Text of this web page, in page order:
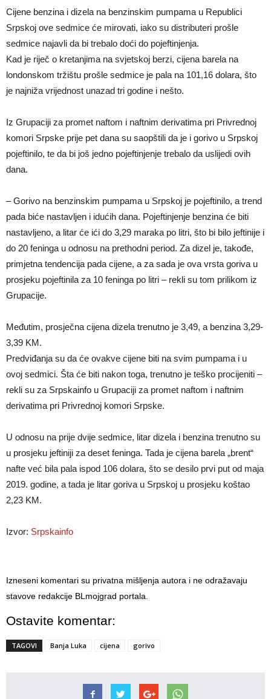
Cijene benzina i dizela na benzinskim pumpama u Republici
Srpskoj ove sedmice će mirovati, iako su distributeri prošle
sedmice najavli da bi trebalo doći do pojeftinjenja.
Kad je riječ o kretanjima na svjetskoj berzi, cijena barela na
londonskom tržištu prošle sedmice je pala na 101,16 dolara, što
je najniža vrijednost unazad tri godine i nešto.
Iz Grupaciji za promet naftom i naftnim derivatima pri Privrednoj
komori Srpske prije pet dana su saopštili da je i gorivo u Srpskoj
pojeftinilo, te da bi još jedno pojeftinjenje trebalo da uslijedi ovih
dana.
– Gorivo na benzinskim pumpama u Srpskoj je pojeftinilo, a trend
pada biće nastavljen i idućih dana. Pojeftinjenje benzina će biti
nastavljeno, a litar će ići do 3,29 maraka po litri, što bi bilo jeftinije i
do 20 feninga u odnosu na prethodni period. Za dizel je, takođe,
primjetna tendencija pada cijene, a za sada je ova vrsta goriva u
prosjeku pojeftinila za 10 feninga po litri – rekli su tom prilikom iz
Grupacije.
Međutim, prosječna cijena dizela trenutno je 3,49, a benzina 3,29-
3,39 KM.
Predviđanja su da će ovakve cijene biti na svim pumpama i u
ovoj sedmici. Šta će biti nakon toga, trenutno je teško procijeniti –
rekli su za Srpskainfo u Grupaciji za promet naftom i naftnim
derivatima pri Privrednoj komori Srpske.
U odnosu na prije dvije sedmice, litar dizela i benzina trenutno su
u prosjeku jeftiniji za deset feninga. Tada je cijena barela „brent“
nafte već bila pala ispod 106 dolara, što se desilo prvi put od maja
2019. godine, a tada je litar goriva u Srpskoj u prosjeku koštao
2,23 KM.
Izvor: Srpskainfo
Izneseni komentari su privatna mišljenja autora i ne odražavaju
stavove redakcije BLmojgrad portala.
Ostavite komentar:
TAGOVI Banja Luka cijena gorivo